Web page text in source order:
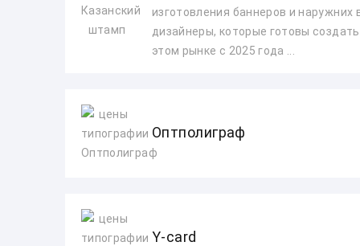
изготовления баннеров и
дизайнеры, которые готовы
этом рынке с 2025 года ...
Оптполиграф
Y-card